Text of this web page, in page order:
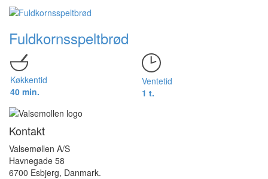
Fuldkornsspeltbrød
Køkkentid
40 min.
Ventetid
1 t.
Kontakt
Valsemøllen A/S
Havnegade 58
6700 Esbjerg, Danmark.